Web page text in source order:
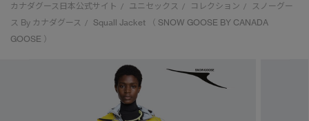
スノーグース
アンバサダー
スプリングコレクション
ウィメンズ TOP
ベストセラー
サマー 26 コレクション
メンズ TOP
ベストセラー
サマー 26 コレクション
キッズ TOP
キッズ（2‐7歳)
ユース（6＋歳)
CANADA GOOSE Generationsは、アウター
ウェアの下取り・再販を通じて、長く愛される製
カナダグース日本公式サイト / ユニセックス / コレクション /
スノーグー
ス By カナダグース
/
Squall Jacket （ SNOW GOOSE BY CANADA
GOOSE ）